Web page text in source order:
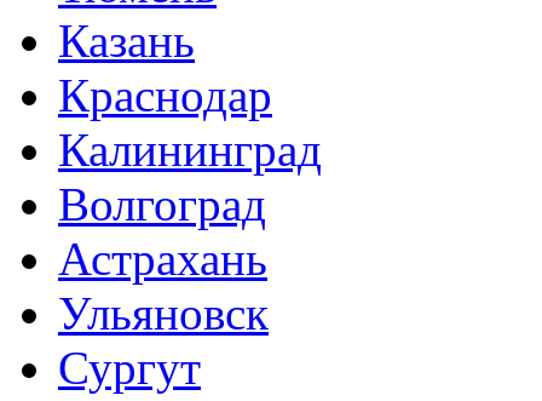
Казань
Краснодар
Калининград
Волгоград
Астрахань
Ульяновск
Сургут